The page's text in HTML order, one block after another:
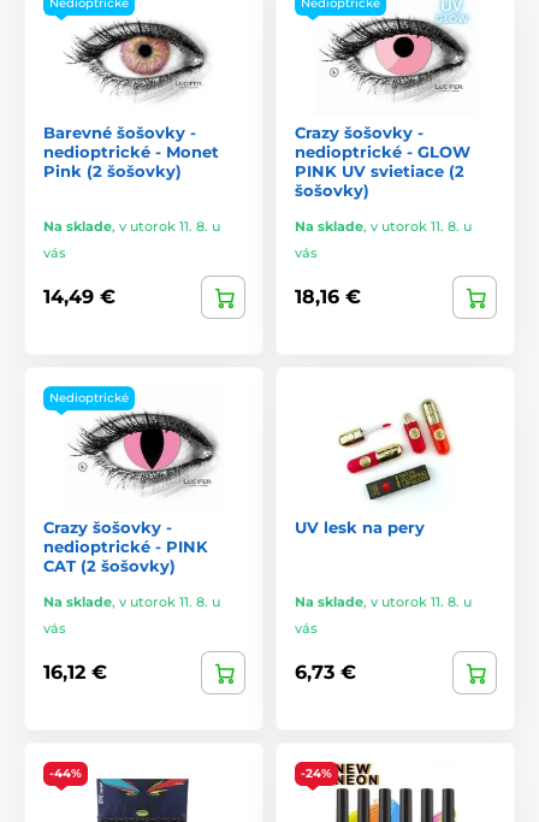
Barevné šošovky -
nedioptrické - Monet
Pink (2 šošovky)
Na sklade, v utorok 11. 8. u
vás
14,49 €
Crazy šošovky -
nedioptrické - GLOW
PINK UV svietiace (2
šošovky)
Na sklade, v utorok 11. 8. u
vás
18,16 €
Nedioptrické
Crazy šošovky -
nedioptrické - PINK
CAT (2 šošovky)
Na sklade, v utorok 11. 8. u
vás
16,12 €
UV lesk na pery
Na sklade, v utorok 11. 8. u
vás
6,73 €
-44% -24%